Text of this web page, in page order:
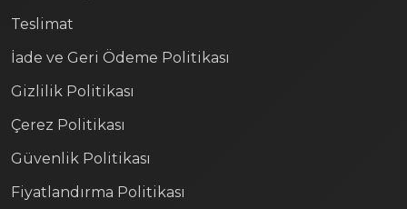
Teslimat
İade ve Geri Ödeme Politikası
Gizlilik Politikası
Çerez Politikası
Güvenlik Politikası
Fiyatlandırma Politikası